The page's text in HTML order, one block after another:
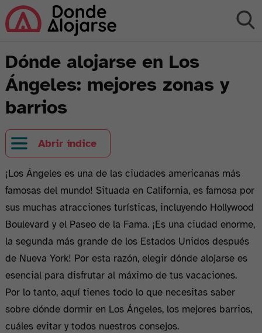
Dónde alojarse en Los
Ángeles: mejores zonas y
barrios
Abrir índice
¡Los Ángeles es una de las ciudades americanas más
famosas del mundo! Situada en California, es famosa por
sus muchas atracciones turísticas, incluyendo Hollywood
Boulevard y el Paseo de la Fama. ¡Es una ciudad enorme,
la segunda más grande de los Estados Unidos después
de Nueva York! Por esta razón, elegir dónde alojarse es
esencial para disfrutar al máximo de tus vacaciones.
Por lo tanto, aquí tienes todo lo que necesitas saber
sobre dónde dormir en Los Ángeles, los mejores barrios,
cuáles evitar y todos nuestros consejos.